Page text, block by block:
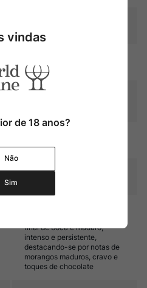
violáceos
carvalho, 80% francês
final de boca é maduro,
intenso e persistente,
destacando-se por notas de
morangos maduros, cravo e
toques de chocolate
vindas
de 18 anos?
Não
Sim